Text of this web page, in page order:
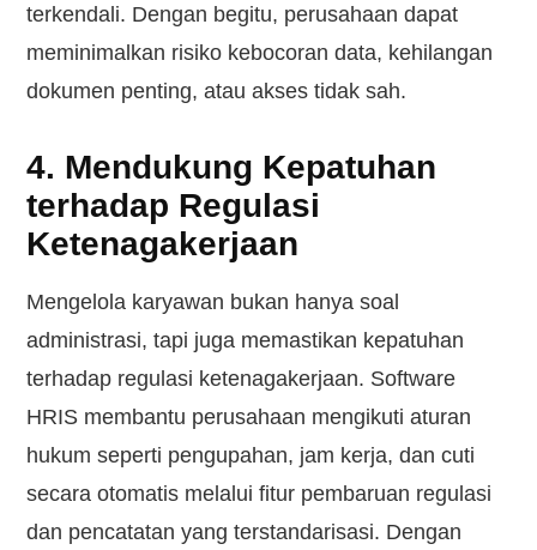
terkendali. Dengan begitu, perusahaan dapat
meminimalkan risiko kebocoran data, kehilangan
dokumen penting, atau akses tidak sah.
4. Mendukung Kepatuhan
terhadap Regulasi
Ketenagakerjaan
Mengelola karyawan bukan hanya soal
administrasi, tapi juga memastikan kepatuhan
terhadap regulasi ketenagakerjaan. Software
HRIS membantu perusahaan mengikuti aturan
hukum seperti pengupahan, jam kerja, dan cuti
secara otomatis melalui fitur pembaruan regulasi
dan pencatatan yang terstandarisasi. Dengan